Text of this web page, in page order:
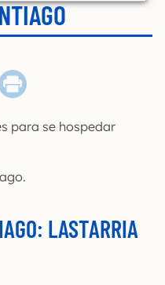
para se hospedar
LASTARRIA